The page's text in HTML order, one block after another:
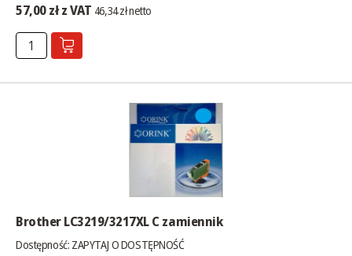
57,00 zł z VAT 46,34 zł netto
Brother LC3219/3217XL C zamiennik
Dostępność: ZAPYTAJ O DOSTĘPNOŚĆ